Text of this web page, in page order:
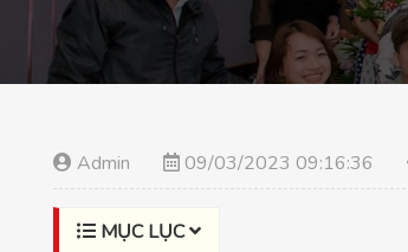
Admin 09/03/2023 09:16:36
MỤC LỤC